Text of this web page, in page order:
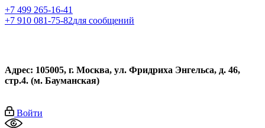
+7 499 265-16-41
+7 910 081-75-82для сообщений
Адрес: 105005, г. Москва, ул. Фридриха Энгельса, д. 46,
стр.4. (м. Бауманская)
Войти